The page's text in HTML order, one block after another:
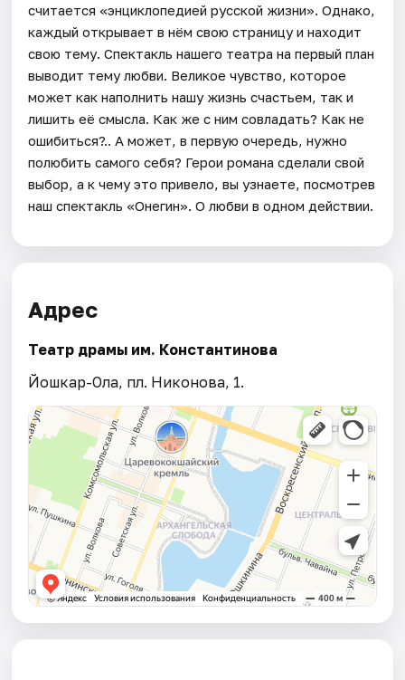
считается «энциклопедией русской жизни». Однако,
каждый открывает в нём свою страницу и находит
свою тему. Спектакль нашего театра на первый план
выводит тему любви. Великое чувство, которое
может как наполнить нашу жизнь счастьем, так и
лишить её смысла. Как же с ним совладать? Как не
ошибиться?.. А может, в первую очередь, нужно
полюбить самого себя? Герои романа сделали свой
выбор, а к чему это привело, вы узнаете, посмотрев
наш спектакль «Онегин». О любви в одном действии.
Адрес
Театр драмы им. Константинова
Йошкар-Ола, пл. Никонова, 1.